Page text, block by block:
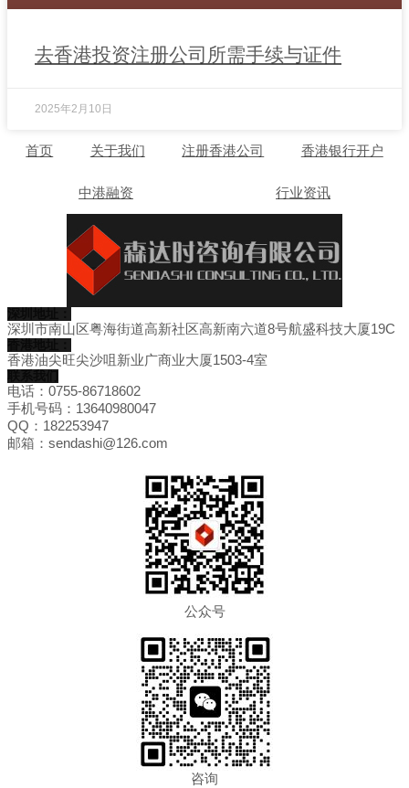
去香港投资注册公司所需手续与证件
2025年2月10日
首页 关于我们 注册香港公司 香港银行开户
中港融资 行业资讯
深圳市南山区粤海街道高新社区高新南六道8号航盛科技大厦19C
香港油尖旺尖沙咀新业广商业大厦1503-4室
电话：0755-86718602
手机号码：13640980047
QQ：182253947
邮箱：sendashi@126.com
公众号
咨询